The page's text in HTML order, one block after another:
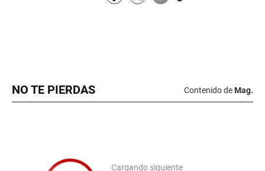
NO TE PIERDAS Contenido de Mag.
Cargando siguiente